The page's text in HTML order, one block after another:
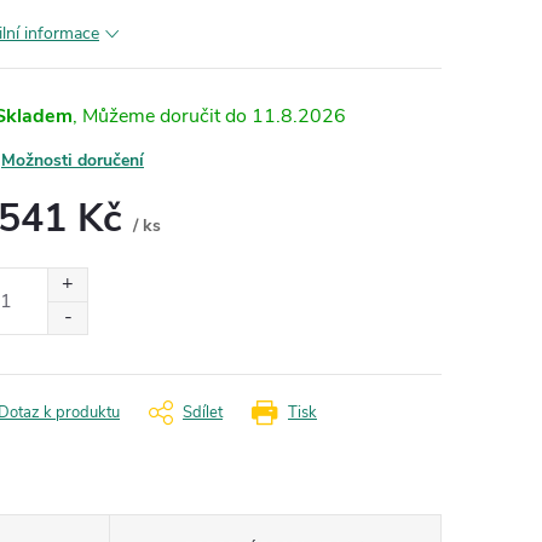
informace
11.8.2026
Možnosti doručení
Kč / ks
Tisk
Dotaz k produktu Sdílet